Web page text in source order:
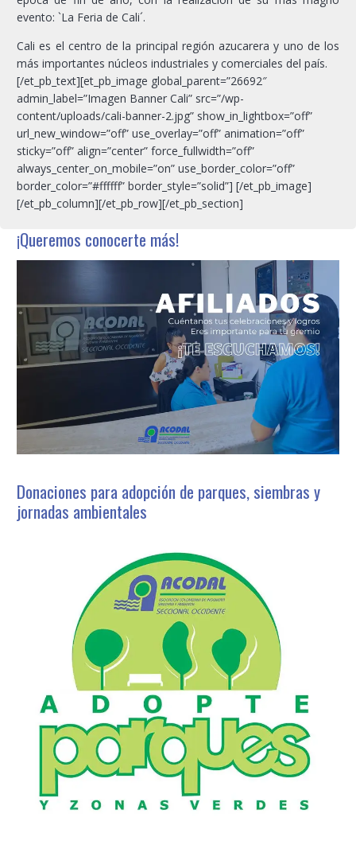
evento: `La Feria de Cali´.
Cali es el centro de la principal región azucarera y uno de los
más importantes núcleos industriales y comerciales del país.
[/et_pb_text][et_pb_image global_parent=”26692″
admin_label=”Imagen Banner Cali” src=”/wp-
content/uploads/cali-banner-2.jpg” show_in_lightbox=”off”
url_new_window=”off” use_overlay=”off” animation=”off”
sticky=”off” align=”center” force_fullwidth=”off”
always_center_on_mobile=”on” use_border_color=”off”
border_color=”#ffffff” border_style=”solid”] [/et_pb_image]
[/et_pb_column][/et_pb_row][/et_pb_section]
¡Queremos conocerte más!
Donaciones para adopción de parques, siembras y
jornadas ambientales